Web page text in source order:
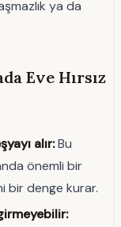
ya da
Eve Hırsız
alır:Bu
önemli bir
bir denge kurar.